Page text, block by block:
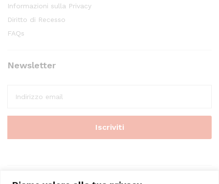
Informazioni sulla Privacy
Diritto di Recesso
FAQs
Newsletter